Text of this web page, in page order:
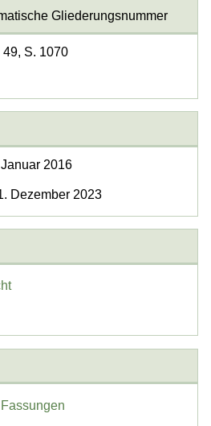
Gliederungsnummer
S. 1070
2016
Dezember 2023